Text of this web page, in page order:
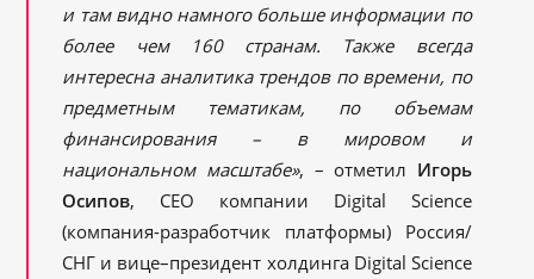
и там видно намного больше информации по
более чем 160 странам. Также всегда
интересна аналитика трендов по времени, по
предметным тематикам, по объемам
финансирования – в мировом и
национальном масштабе», – отметил Игорь
Осипов, CEO компании Digital Science
(компания-разработчик платформы) Россия/
СНГ и вице–президент холдинга Digital Science